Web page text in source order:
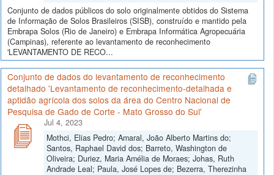
Conjunto de dados públicos do solo originalmente obtidos do Sistema
de Informação de Solos Brasileiros (SISB), construído e mantido pela
Embrapa Solos (Rio de Janeiro) e Embrapa Informática Agropecuária
(Campinas), referente ao levantamento de reconhecimento
'LEVANTAMENTO DE RECO...
Conjunto de dados do levantamento de reconhecimento
detalhado 'Levantamento de reconhecimento-detalhada e
aptidão agrícola dos solos da área do Centro Nacional de
Pesquisa de Gado de Corte - Mato Grosso do Sul'
Jul 4, 2023
Mothci, Elias Pedro; Amaral, João Alberto Martins do;
Santos, Raphael David dos; Barreto, Washington de
Oliveira; Duriez, Maria Amélia de Moraes; Johas, Ruth
Andrade Leal; Paula, José Lopes de; Bezerra, Therezinha